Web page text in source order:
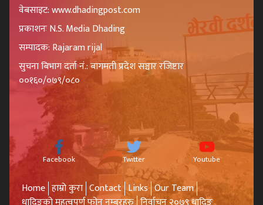
वेबसाइट: www.dhadingpost.com
प्रकाशनः N.S. Media Dhading
सम्पादक: Rajaram rijal
सुचना बिभाग दर्ता नं.: बागमती प्रदेश सञ्चार रजिष्टार
००१६०/०७९/०८०
Facebook Twitter Youtube
Home हाम्रो कुरा Contact Links Our Team